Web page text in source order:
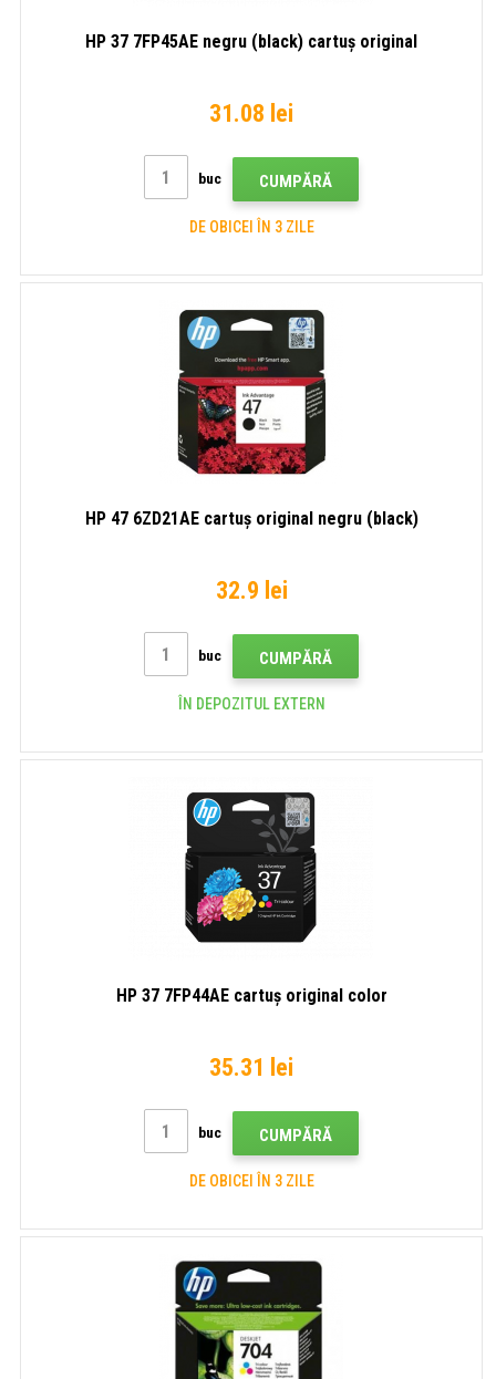
HP 37 7FP45AE negru (black) cartuș original
31.08 lei
buc CUMPĂRĂ
DE OBICEI ÎN 3 ZILE
HP 47 6ZD21AE cartuș original negru (black)
32.9 lei
buc CUMPĂRĂ
ÎN DEPOZITUL EXTERN
HP 37 7FP44AE cartuș original color
35.31 lei
buc CUMPĂRĂ
DE OBICEI ÎN 3 ZILE